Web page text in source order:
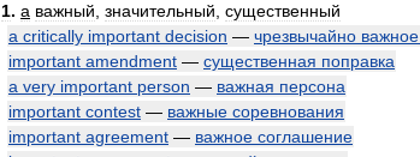
1. a важный значительный существенный
a critically important decision — чрезвычайно важное
important amendment — существенная поправка
a very important person — важная персона
important contest — важные соревнования
important agreement — важное соглашение